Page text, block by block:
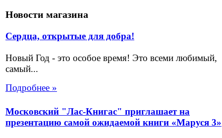
Новости магазина
Сердца, открытые для добра!
Новый Год - это особое время! Это всеми любимый,
самый...
Подробнее »
Московский "Лас-Книгас" приглашает на
презентацию самой ожидаемой книги «Маруся 3»